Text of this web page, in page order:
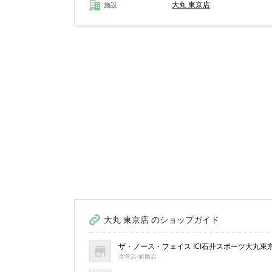
施設 大丸 東京店
大丸 東京店 のショップガイド
ザ・ノース・フェイス ICI石井スポーツ大丸東
直営店·旗艦店